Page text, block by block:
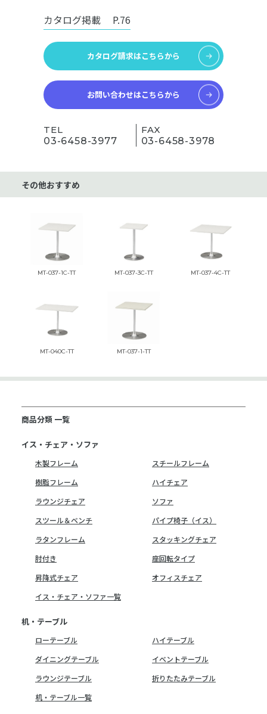
カタログ掲載 P.76
カタログ請求はこちらから
お問い合わせはこちらから
TEL
03-6458-3977
FAX
03-6458-3978
その他おすすめ
MT-037-1C-TT MT-037-3C-TT MT-037-4C-TT
MT-040C-TT MT-037-1-TT
商品分類 一覧
イス・チェア・ソファ
木製フレーム
スチールフレーム
樹脂フレーム
ハイチェア
ラウンジチェア
ソファ
スツール＆ベンチ
パイプ椅子（イス）
ラタンフレーム
スタッキングチェア
肘付き
座回転タイプ
昇降式チェア
オフィスチェア
イス・チェア・ソファ一覧
机・テーブル
ローテーブル
ハイテーブル
ダイニングテーブル
イベントテーブル
ラウンジテーブル
折りたたみテーブル
机・テーブル一覧